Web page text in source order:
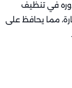
في تنظيف
مما يحافظ على